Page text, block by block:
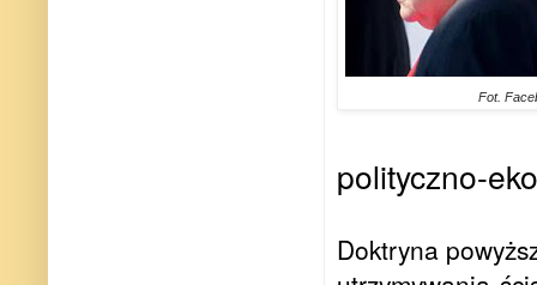
Fot.
polityczno-
Doktryna